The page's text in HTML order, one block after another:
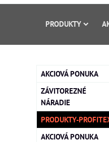
PRODUKTY
AKCIOVÁ PONUKA
ZÁVITOREZNÉ
NÁRADIE
PRODUKTY-
AKCIOVÁ PONUKA